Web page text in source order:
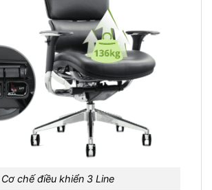
Cơ chế điều khiển 3 Line